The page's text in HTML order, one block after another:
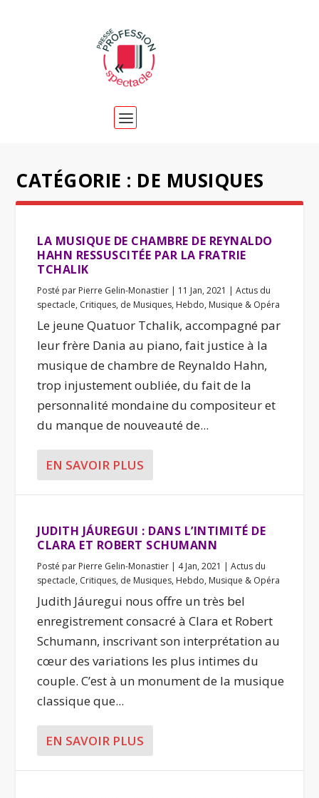
CATÉGORIE : DE MUSIQUES
LA MUSIQUE DE CHAMBRE DE REYNALDO
HAHN RESSUSCITÉE PAR LA FRATRIE
TCHALIK
Posté par Pierre Gelin-Monastier | 11 Jan, 2021 |Actus du
spectacle, Critiques, de Musiques, Hebdo, Musique & Opéra
Le jeune Quatuor Tchalik, accompagné par
leur frère Dania au piano, fait justice à la
musique de chambre de Reynaldo Hahn,
trop injustement oubliée, du fait de la
personnalité mondaine du compositeur et
du manque de nouveauté de...
EN SAVOIR PLUS
JUDITH JÁUREGUI : DANS L’INTIMITÉ DE
CLARA ET ROBERT SCHUMANN
Posté par Pierre Gelin-Monastier | 4 Jan, 2021 |Actus du
spectacle, Critiques, de Musiques, Hebdo, Musique & Opéra
Judith Jáuregui nous offre un très bel
enregistrement consacré à Clara et Robert
Schumann, inscrivant son interprétation au
cœur des variations les plus intimes du
couple. C’est à un monument de la musique
classique que...
EN SAVOIR PLUS